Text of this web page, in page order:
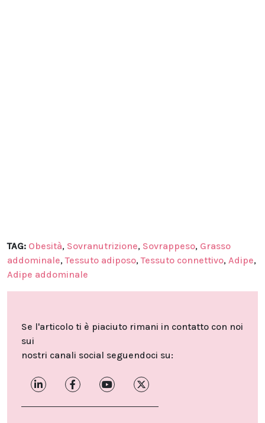
TAG: Obesità, Sovranutrizione, Sovrappeso, Grasso
addominale,Tessuto adiposo,Tessuto connettivo, Adipe,
Adipe addominale
Se l'articolo ti è piaciuto rimani in contatto con noi
sui
nostri canali social seguendoci su: